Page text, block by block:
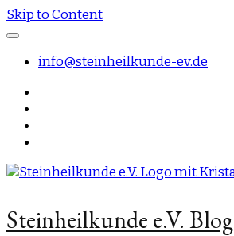
Skip to Content
info@steinheilkunde-ev.de
Steinheilkunde e.V. Blog